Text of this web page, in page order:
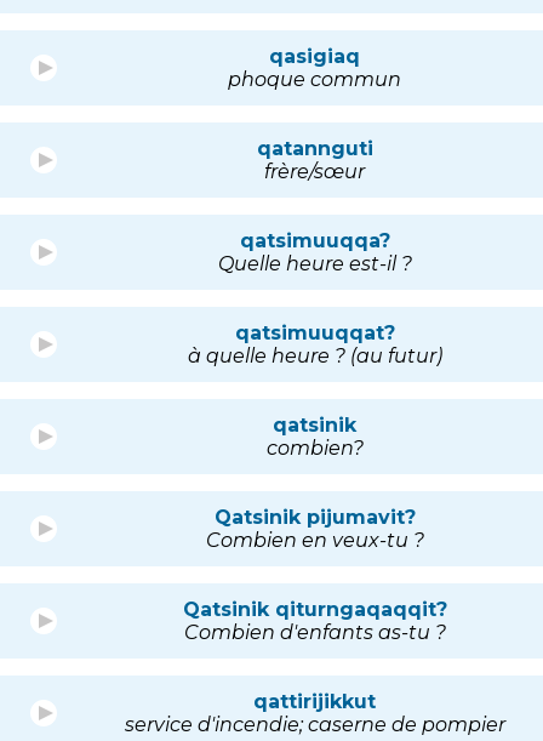
qasigiaq
phoque commun
qatannguti
frère/sœur
qatsimuuqqa?
Quelle heure est-il ?
qatsimuuqqat?
à quelle heure ? (au futur)
qatsinik
combien?
Qatsinik pijumavit?
Combien en veux-tu ?
Qatsinik qiturngaqaqqit?
Combien d'enfants as-tu ?
qattirijikkut
service d'incendie; caserne de pompier